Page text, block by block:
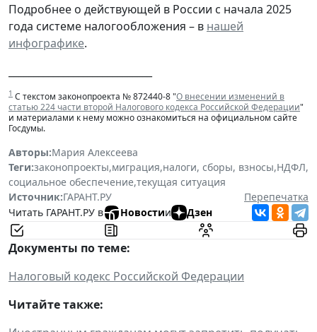
Подробнее о действующей в России с начала 2025
года системе налогообложения – в нашей
инфографике.
1 С текстом законопроекта № 872440-8 "О внесении изменений в
статью 224 части второй Налогового кодекса Российской Федерации"
и материалами к нему можно ознакомиться на официальном сайте
Госдумы.
Авторы:Мария Алексеева
Теги:законопроекты,миграция,налоги, сборы, взносы,НДФЛ,
социальное обеспечение,текущая ситуация
Источник:ГАРАНТ.РУ
Перепечатка
Читать ГАРАНТ.РУ в
Новостии Дзен
Документы по теме:
Налоговый кодекс Российской Федерации
Читайте также: